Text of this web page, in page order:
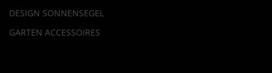
DESIGN SONNENSEGEL
GARTEN ACCESSOIRES